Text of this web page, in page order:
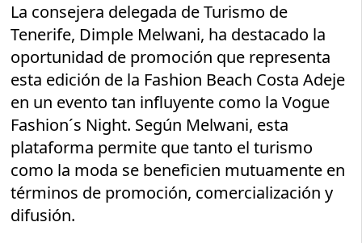
La consejera delegada de Turismo de
Tenerife, Dimple Melwani, ha destacado la
oportunidad de promoción que representa
esta edición de la Fashion Beach Costa Adeje
en un evento tan influyente como la Vogue
Fashion´s Night. Según Melwani, esta
plataforma permite que tanto el turismo
como la moda se beneficien mutuamente en
términos de promoción, comercialización y
difusión.